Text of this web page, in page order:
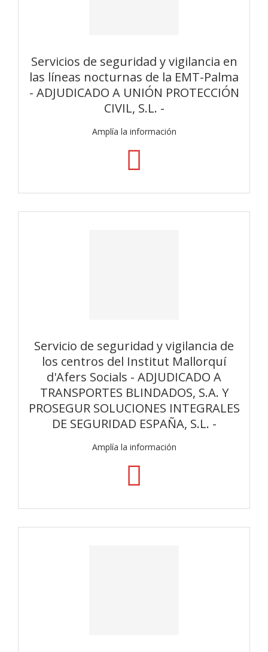
Servicios de seguridad y vigilancia en
las líneas nocturnas de la EMT-Palma
- ADJUDICADO A UNIÓN PROTECCIÓN
CIVIL, S.L. -
Amplía la información
Servicio de seguridad y vigilancia de
los centros del Institut Mallorquí
d'Afers Socials - ADJUDICADO A
TRANSPORTES BLINDADOS, S.A. Y
PROSEGUR SOLUCIONES INTEGRALES
DE SEGURIDAD ESPAÑA, S.L. -
Amplía la información